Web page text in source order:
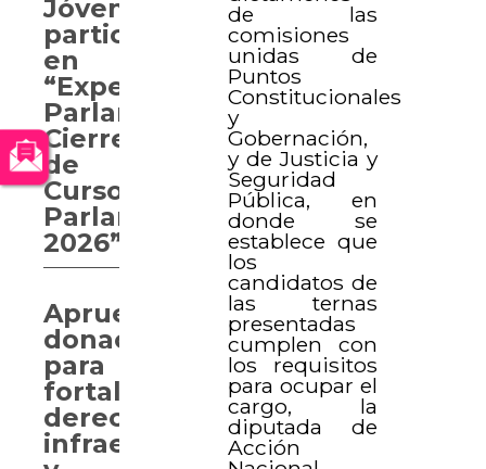
de las
comisiones
unidas de
Puntos
Constitucionales
y
Gobernación,
y de Justicia y
Seguridad
Pública, en
donde se
establece que
los
candidatos de
las ternas
presentadas
cumplen con
los requisitos
para ocupar el
cargo, la
diputada de
Acción
Jóvenes
participan
en
“Experiencia
Parlamentaria.
Cierre
de
Curso
Parlamentario
2026”
Aprueban
donaciones
para
fortalecer
derechos,
infraestructura